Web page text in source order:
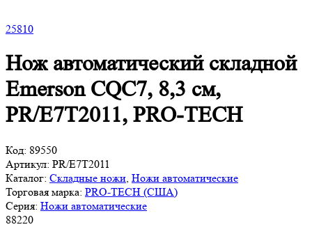
25810
Нож автоматический складной
Emerson CQC7, 8,3 см,
PR/E7T2011, PRO-TECH
Код: 89550
Артикул: PR/E7T2011
Каталог: Складные ножи Ножи автоматические
Торговая марка: PRO-TECH (США)
Серия: Ножи автоматические
88220